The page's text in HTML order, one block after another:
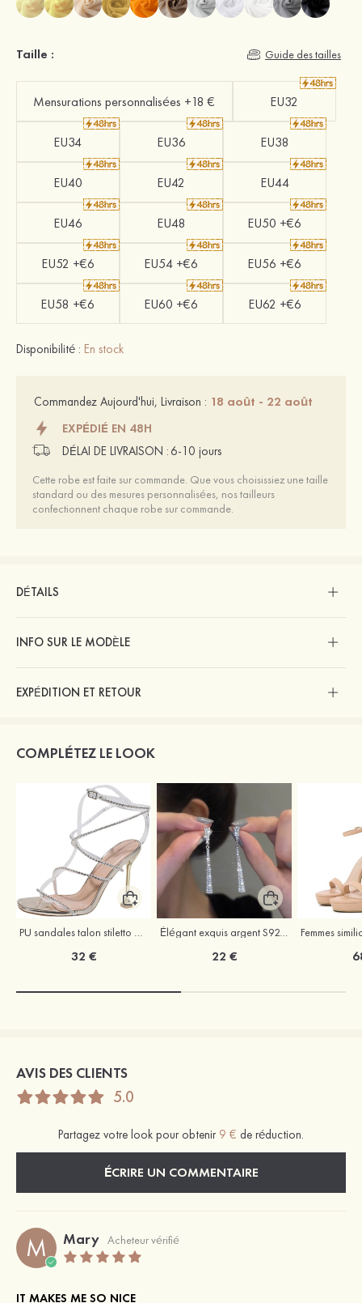
Taille : Guide des tailles
Mensurations personnalisées +18 € EU32
EU34 EU36 EU38
EU40 EU42 EU44
EU46 EU48 EU50 +€6
EU52 +€6 EU54 +€6 EU56 +€6
EU58 +€6 EU60 +€6 EU62 +€6
Disponibilité : En stock
Commandez Aujourd'hui, Livraison : 18 août - 22 août
EXPÉDIÉ EN 48H
DÉLAI DE LIVRAISON : 6-10 jours
Cette robe est faite sur commande. Que vous choisissiez une taille
standard ou des mesures personnalisées, nos tailleurs
confectionnent chaque robe sur commande.
DÉTAILS
INFO SUR LE MODÈLE
EXPÉDITION ET RETOUR
COMPLÉTEZ LE LOOK
PU sandales talon stiletto outdoor chaussures de mode
32 €
Élégant exquis argent S925 zircon boucles d'oreilles
22 €
AVIS DES CLIENTS
5.0
Partagez votre look pour obtenir 9 € de réduction.
ÉCRIRE UN COMMENTAIRE
M Mary Acheteur vérifié
IT MAKES ME SO NICE